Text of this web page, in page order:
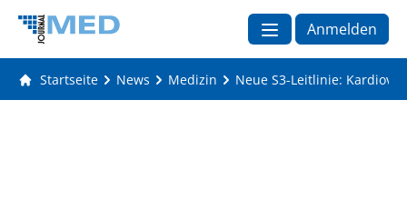
Anmelden
Startseite News Medizin Neue S3-Leitlinie: